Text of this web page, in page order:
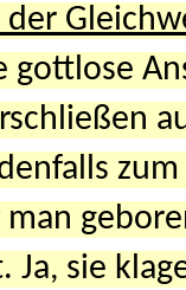
Ja, sie